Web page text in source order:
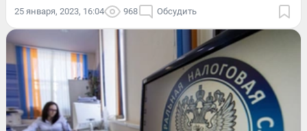
25 января, 2023, 16:04 968 Обсудить